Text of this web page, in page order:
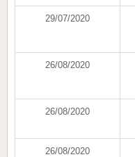
29/07/2020
26/08/2020
26/08/2020
26/08/2020